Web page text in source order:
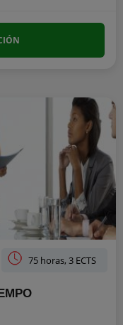
75 horas, 3 ECTS